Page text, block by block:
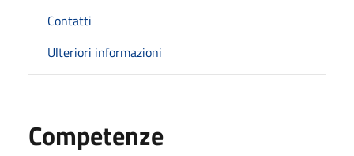
Contatti
Ulteriori informazioni
Competenze